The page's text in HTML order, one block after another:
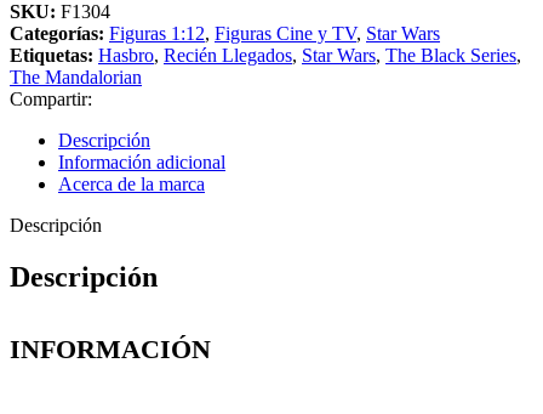
SKU: F1304
Categorías: Figuras 1:12, Figuras Cine y TV, Star Wars
Etiquetas: Hasbro, Recién Llegados, Star Wars, The Black Series,
The Mandalorian
Compartir:
Descripción
Información adicional
Acerca de la marca
Descripción
Descripción
INFORMACIÓN